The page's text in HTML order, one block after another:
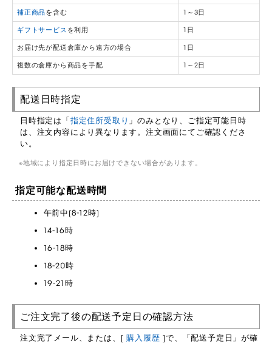
補正商品を含む 1～3日
ギフトサービス を利用 1日
お届け先が配送倉庫から遠方の場合 1日
複数の倉庫から商品を手配 1～2日
配送日時指定
日時指定は「 指定住所受取り 」のみとなり、ご指定可能日時
は、注文内容により異なります。注文画面にてご確認くださ
い。
地域により指定日時にお届けできない場合があります。
指定可能な配送時間
午前中(8-12時)
14-16時
16-18時
18-20時
19-21時
ご注文完了後の配送予定日の確認方法
注文完了メール、または、[購入履歴 ]で、「配送予定日」が確